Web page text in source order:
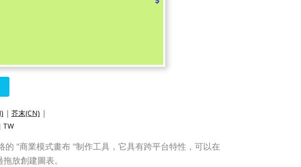
| 芥末(CN) |
TW
"商業模式畫布 "制作工具，它具有跨平台特性，可以在
放創建圖表。